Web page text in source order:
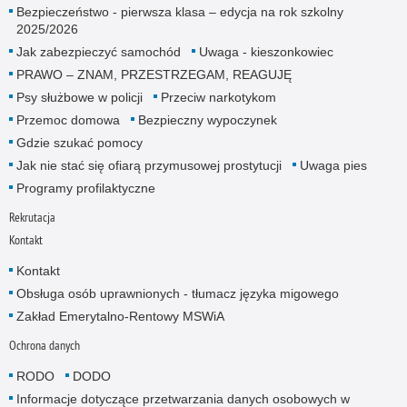
Bezpieczeństwo - pierwsza klasa – edycja na rok szkolny
2025/2026
Jak zabezpieczyć samochód
Uwaga - kieszonkowiec
PRAWO – ZNAM, PRZESTRZEGAM, REAGUJĘ
Psy służbowe w policji
Przeciw narkotykom
Przemoc domowa
Bezpieczny wypoczynek
Gdzie szukać pomocy
Jak nie stać się ofiarą przymusowej prostytucji
Uwaga pies
Programy profilaktyczne
Rekrutacja
Kontakt
Kontakt
Obsługa osób uprawnionych - tłumacz języka migowego
Zakład Emerytalno-Rentowy MSWiA
Ochrona danych
RODO
DODO
Informacje dotyczące przetwarzania danych osobowych w